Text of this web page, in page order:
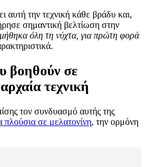
αυτή την τεχνική κάθε βράδυ και,
σημαντική βελτίωση στην
όλη τη νύχτα, για πρώτη φορά
βοηθούν σε
τεχνική
τον συνδυασμό αυτής της
πλούσια σε μελατονίνη, την ορμόνη